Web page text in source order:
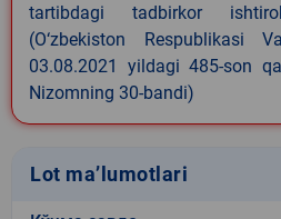
tartibdagi tadbirkor
(O‘zbekiston Respublikasi
03.08.2021 yildagi 485-son
Nizomning 30-bandi)
Lot ma’lumotlari